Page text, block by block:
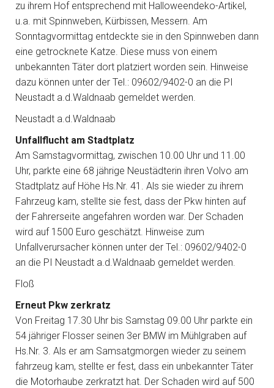
zu ihrem Hof entsprechend mit Halloweendeko-Artikel,
u.a. mit Spinnweben, Kürbissen, Messern. Am
Sonntagvormittag entdeckte sie in den Spinnweben dann
eine getrocknete Katze. Diese muss von einem
unbekannten Täter dort platziert worden sein. Hinweise
dazu können unter der Tel.: 09602/9402-0 an die PI
Neustadt a.d.Waldnaab gemeldet werden.
Neustadt a.d.Waldnaab
Unfallflucht am Stadtplatz
Am Samstagvormittag, zwischen 10.00 Uhr und 11.00
Uhr, parkte eine 68 jährige Neustädterin ihren Volvo am
Stadtplatz auf Höhe Hs.Nr. 41. Als sie wieder zu ihrem
Fahrzeug kam, stellte sie fest, dass der Pkw hinten auf
der Fahrerseite angefahren worden war. Der Schaden
wird auf 1500 Euro geschätzt. Hinweise zum
Unfallverursacher können unter der Tel.: 09602/9402-0
an die PI Neustadt a.d.Waldnaab gemeldet werden.
Floß
Erneut Pkw zerkratz
Von Freitag 17.30 Uhr bis Samstag 09.00 Uhr parkte ein
54 jähriger Flosser seinen 3er BMW im Mühlgraben auf
Hs.Nr. 3. Als er am Samsatgmorgen wieder zu seinem
fahrzeug kam, stellte er fest, dass ein unbekannter Täter
die Motorhaube zerkratzt hat. Der Schaden wird auf 500